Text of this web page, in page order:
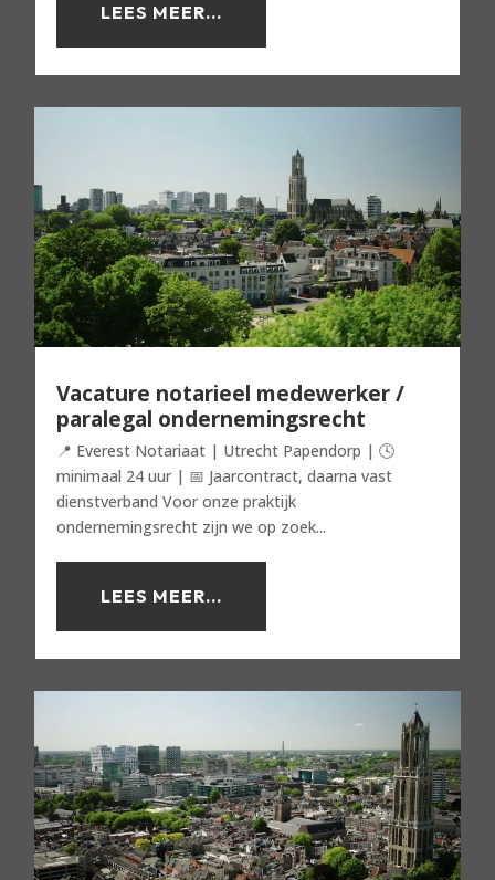
LEES MEER...
Vacature notarieel medewerker /
paralegal ondernemingsrecht
📍 Everest Notariaat | Utrecht Papendorp | 🕓
minimaal 24 uur | 📅 Jaarcontract, daarna vast
dienstverband Voor onze praktijk
ondernemingsrecht zijn we op zoek...
LEES MEER...